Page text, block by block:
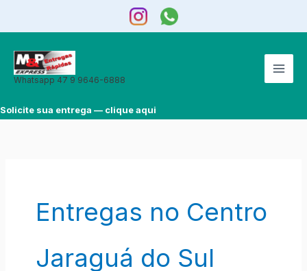
conteúdo
Whatsapp 47 9 9646-6888
Solicite sua entrega — clique aqui
Entregas no Centro
Jaraguá do Sul